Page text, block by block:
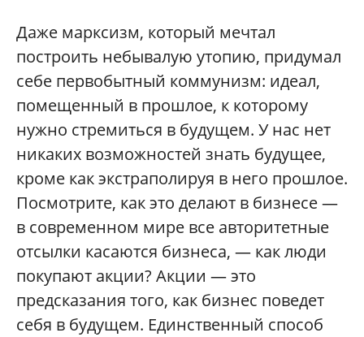
Даже марксизм, который мечтал
построить небывалую утопию, придумал
себе первобытный коммунизм: идеал,
помещенный в прошлое, к которому
нужно стремиться в будущем. У нас нет
никаких возможностей знать будущее,
кроме как экстраполируя в него прошлое.
Посмотрите, как это делают в бизнесе —
в современном мире все авторитетные
отсылки касаются бизнеса, — как люди
покупают акции? Акции — это
предсказания того, как бизнес поведет
себя в будущем. Единственный способ